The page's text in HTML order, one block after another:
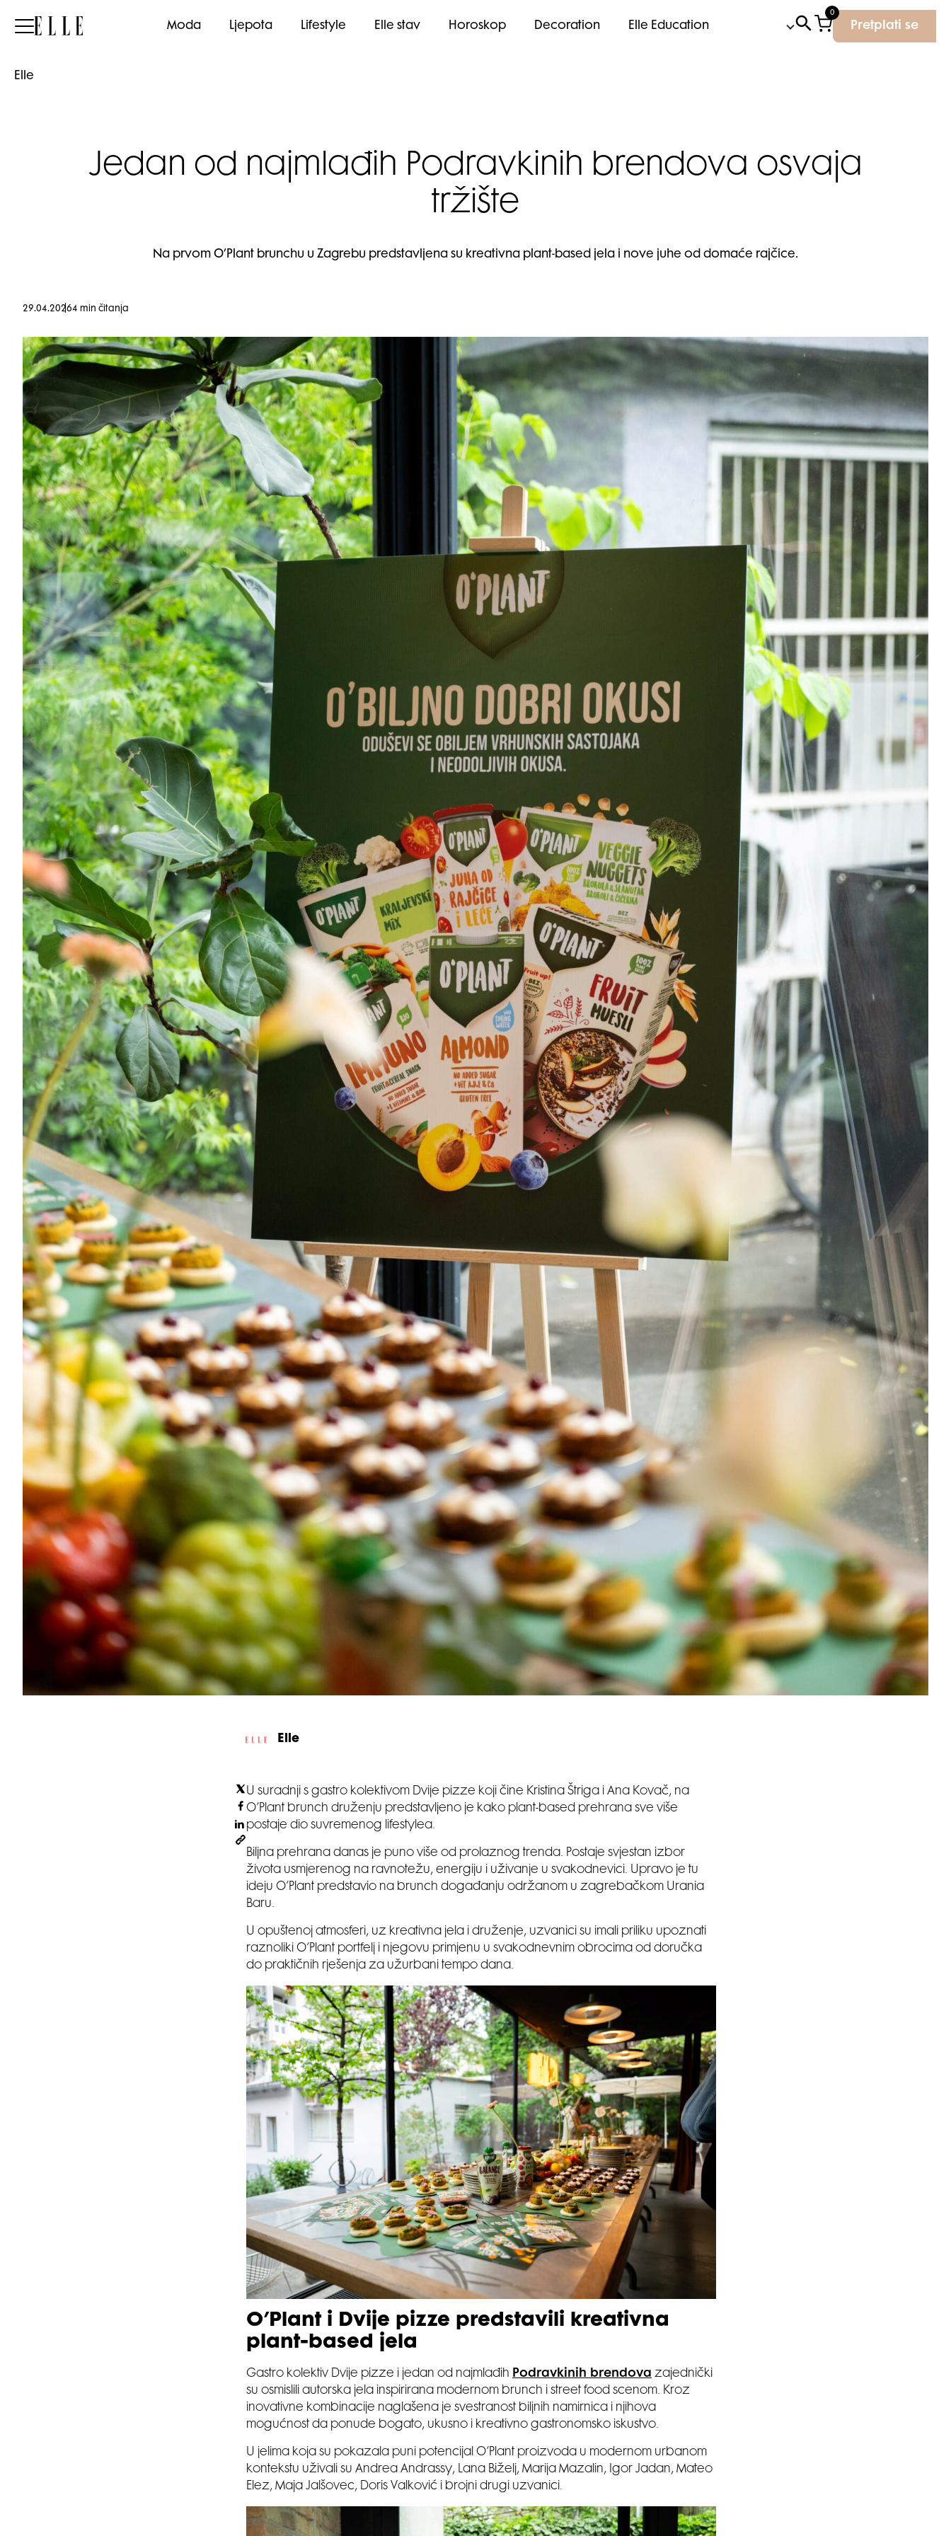
Elle Moda Ljepota Lifestyle Elle stav Horoskop Decoration Elle Education
0
Pretplati se
Elle
Jedan od najmlađih Podravkinih brendova osvaja
tržište
Na prvom O’Plant brunchu u Zagrebu predstavljena su kreativna plant-based jela i nove juhe od domaće rajčice.
29.04.20264 min čitanja
Elle
U suradnji s gastro kolektivom Dvije pizze koji čine Kristina Štriga i Ana Kovač, na
O’Plant brunch druženju predstavljeno je kako plant-based prehrana sve više
postaje dio suvremenog lifestylea.
Biljna prehrana danas je puno više od prolaznog trenda. Postaje svjestan izbor
života usmjerenog na ravnotežu, energiju i uživanje u svakodnevici. Upravo je tu
ideju O’Plant predstavio na brunch događanju održanom u zagrebačkom Urania
Baru.
U opuštenoj atmosferi, uz kreativna jela i druženje, uzvanici su imali priliku upoznati
raznoliki O’Plant portfelj i njegovu primjenu u svakodnevnim obrocima od doručka
do praktičnih rješenja za užurbani tempo dana.
O’Plant i Dvije pizze predstavili kreativna
plant-based jela
Gastro kolektiv Dvije pizze i jedan od najmlađih Podravkinih brendova zajednički
su osmislili autorska jela inspirirana modernom brunch i street food scenom. Kroz
inovativne kombinacije naglašena je svestranost biljnih namirnica i njihova
mogućnost da ponude bogato, ukusno i kreativno gastronomsko iskustvo.
U jelima koja su pokazala puni potencijal O’Plant proizvoda u modernom urbanom
kontekstu uživali su Andrea Andrassy, Lana Biželj, Marija Mazalin, Igor Jadan, Mateo
Elez, Maja Jalšovec, Doris Valković i brojni drugi uzvanici.